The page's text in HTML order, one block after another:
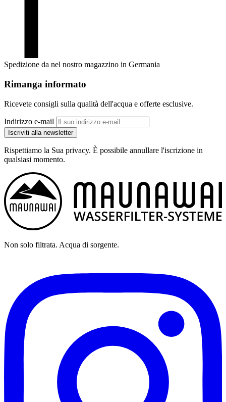
Spedizione da nel nostro magazzino in Germania
Rimanga informato
Ricevete consigli sulla qualità dell'acqua e offerte esclusive.
Indirizzo e-mail
Iscriviti alla newsletter
Rispettiamo la Sua privacy. È possibile annullare l'iscrizione in
qualsiasi momento.
Non solo filtrata. Acqua di sorgente.